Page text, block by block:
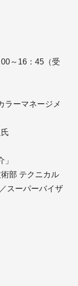
～16：45（受
ラーマネージメ
部 テクニカル
スーパーバイザ